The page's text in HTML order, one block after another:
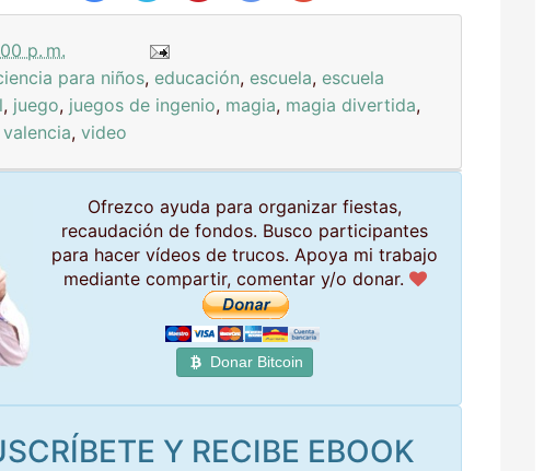
p. m.
para niños, educación, escuela, escuela
, juego, juegos de ingenio, magia, magia divertida,
valencia, video
Ofrezco ayuda para organizar fiestas,
recaudación de fondos. Busco participantes
para hacer vídeos de trucos. Apoya mi trabajo
mediante compartir, comentar y/o donar.
Donar Bitcoin
Y RECIBE EBOOK